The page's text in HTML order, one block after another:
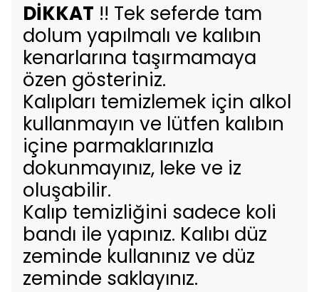
DİKKAT !! Tek seferde tam
dolum yapılmalı ve kalıbın
kenarlarına taşırmamaya
özen gösteriniz.
Kalıpları temizlemek için alkol
kullanmayın ve lütfen kalıbın
içine parmaklarınızla
dokunmayınız, leke ve iz
oluşabilir.
Kalıp temizliğini sadece koli
bandı ile yapınız. Kalıbı düz
zeminde kullanınız ve düz
zeminde saklayınız.